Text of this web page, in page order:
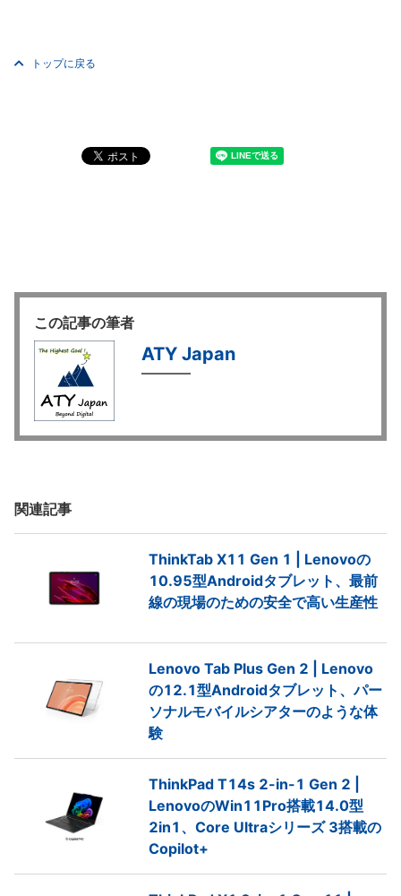
トップに戻る
この記事の筆者
ATY Japan
関連記事
ThinkTab X11 Gen 1 | Lenovoの
10.95型Androidタブレット、最前
線の現場のための安全で高い生産性
Lenovo Tab Plus Gen 2 | Lenovo
の12.1型Androidタブレット、パー
ソナルモバイルシアターのような体
験
ThinkPad T14s 2-in-1 Gen 2 |
LenovoのWin11Pro搭載14.0型
2in1、Core Ultraシリーズ 3搭載の
Copilot+